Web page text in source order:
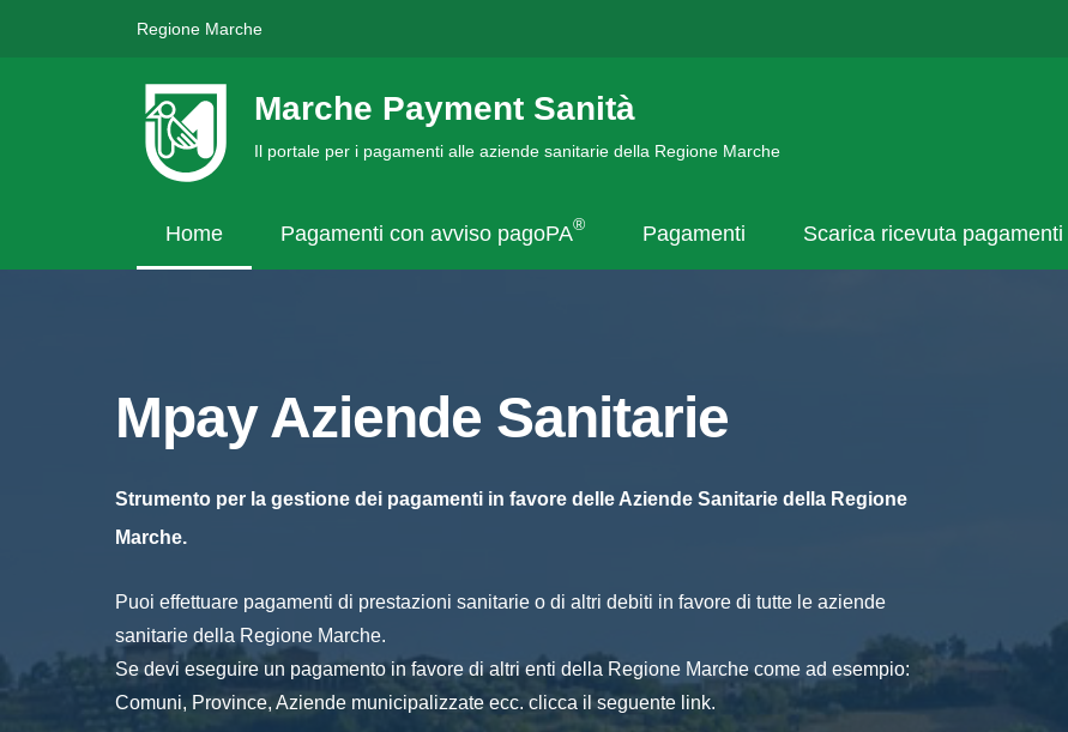
Regione Marche
Marche Payment Sanità
Il portale per i pagamenti alle aziende sanitarie della Regione Marche
Home Pagamenti con avviso pagoPA® Pagamenti Scarica ricevuta pagamenti
Mpay Aziende Sanitarie
Strumento per la gestione dei pagamenti in favore delle Aziende Sanitarie della Regione
Marche.
Puoi effettuare pagamenti di prestazioni sanitarie o di altri debiti in favore di tutte le aziende
sanitarie della Regione Marche.
Se devi eseguire un pagamento in favore di altri enti della Regione Marche come ad esempio:
Comuni, Province, Aziende municipalizzate ecc. clicca il seguente link.